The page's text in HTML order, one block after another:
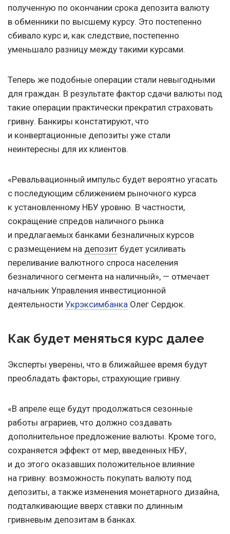
полученную по окончании срока депозита валюту
в обменники по высшему курсу. Это постепенно
сбивало курс и, как следствие, постепенно
уменьшало разницу между такими курсами.
Теперь же подобные операции стали невыгодными
для граждан. В результате фактор сдачи валюты под
такие операции практически прекратил страховать
гривну. Банкиры констатируют, что
и конвертационные депозиты уже стали
неинтересны для их клиентов.
«Ревальвационный импульс будет вероятно угасать
с последующим сближением рыночного курса
к установленному НБУ уровню. В частности,
сокращение спредов наличного рынка
и предлагаемых банками безналичных курсов
с размещением на депозит будет усиливать
переливание валютного спроса населения
безналичного сегмента на наличный», — отмечает
начальник Управления инвестиционной
деятельности Укрэксимбанка Олег Сердюк.
Как будет меняться курс далее
Эксперты уверены, что в ближайшее время будут
преобладать факторы, страхующие гривну.
«В апреле еще будут продолжаться сезонные
работы аграриев, что должно создавать
дополнительное предложение валюты. Кроме того,
сохраняется эффект от мер, введенных НБУ,
и до этого оказавших положительное влияние
на гривну: возможность покупать валюту под
депозиты, а также изменения монетарного дизайна,
подталкивающие вверх ставки по длинным
гривневым депозитам в банках.